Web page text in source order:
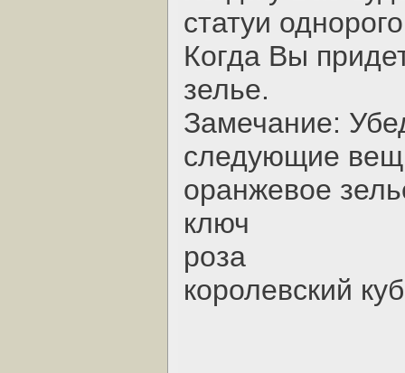
статуи
Когда Вы
зелье.
Замечание:
следующие
оранжевое
ключ
роза
королевский